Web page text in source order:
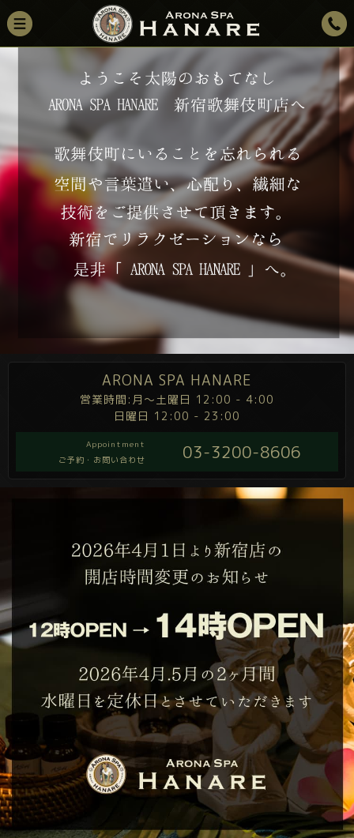
ARONA SPA HANARE
営業時間:月～土曜日 12:00 - 4:00
日曜日 12:00 - 23:00
Appointment
ご予約・お問い合わせ
03-3200-8606